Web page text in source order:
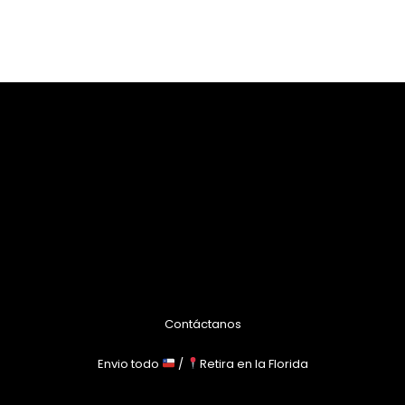
Contáctanos
Envio todo / Retira en la Florida